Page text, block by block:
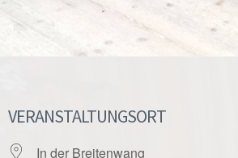
VERANSTALTUNGSORT
In der Breitenwang